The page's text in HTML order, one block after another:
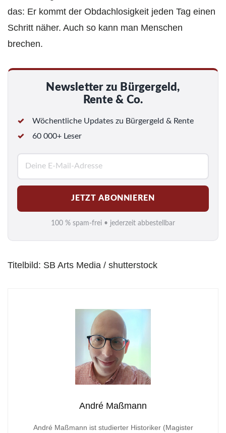
das: Er kommt der Obdachlosigkeit jeden Tag einen
Schritt näher. Auch so kann man Menschen
brechen.
Newsletter zu Bürgergeld,
Rente & Co.
Wöchentliche Updates zu Bürgergeld & Rente
60 000+ Leser
M
a
i
l
*
JETZT ABONNIEREN
100 % spam-frei • jederzeit abbestellbar
Titelbild: SB Arts Media / shutterstock
André Maßmann
André Maßmann ist studierter Historiker (Magister